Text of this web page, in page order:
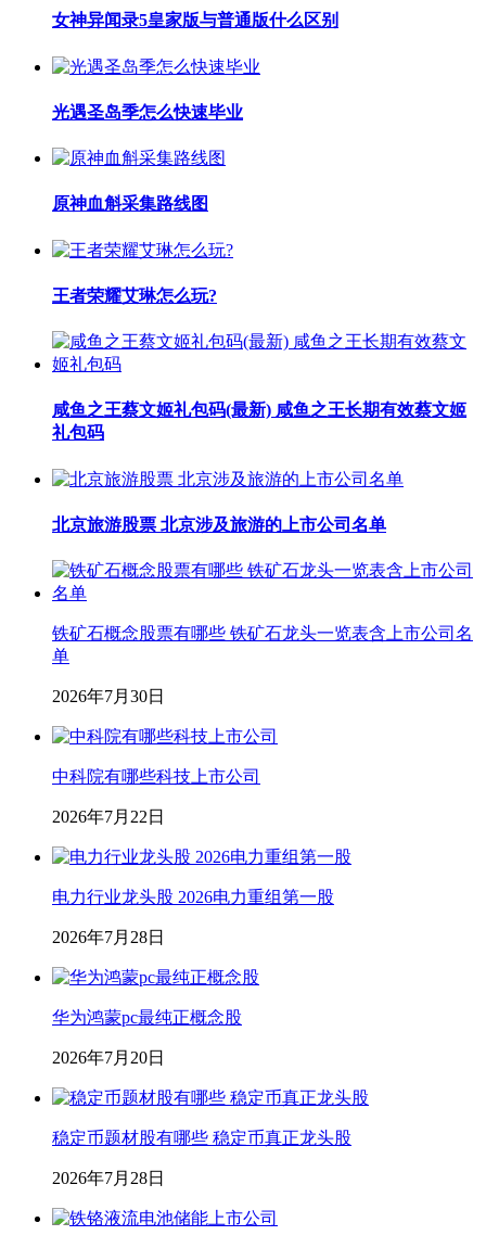
女神异闻录5皇家版与普通版什么区别
光遇圣岛季怎么快速毕业
原神血斛采集路线图
王者荣耀艾琳怎么玩?
咸鱼之王蔡文姬礼包码(最新) 咸鱼之王长期有效蔡文姬
礼包码
北京旅游股票 北京涉及旅游的上市公司名单
铁矿石概念股票有哪些 铁矿石龙头一览表含上市公司名
单
2026年7月30日
中科院有哪些科技上市公司
2026年7月22日
电力行业龙头股 2026电力重组第一股
2026年7月28日
华为鸿蒙pc最纯正概念股
2026年7月20日
稳定币题材股有哪些 稳定币真正龙头股
2026年7月28日